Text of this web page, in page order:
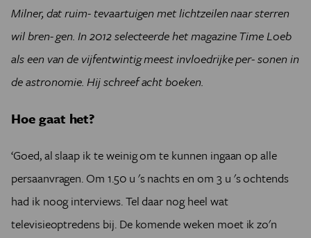
Milner, dat ruim- tevaartuigen met lichtzeilen naar sterren
wil bren- gen. In 2012 selecteerde het magazine Time Loeb
als een van de vijfentwintig meest invloedrijke per- sonen in
de astronomie. Hij schreef acht boeken.
Hoe gaat het?
‘Goed, al slaap ik te weinig om te kunnen ingaan op alle
persaanvragen. Om 1.50 u 's nachts en om 3 u 's ochtends
had ik noog interviews. Tel daar nog heel wat
televisieoptredens bij. De komende weken moet ik zo'n